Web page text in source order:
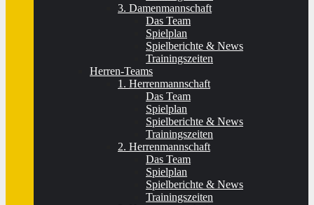
3. Damenmannschaft
Das Team
Spielplan
Spielberichte & News
Trainingszeiten
Herren-Teams
1. Herrenmannschaft
Das Team
Spielplan
Spielberichte & News
Trainingszeiten
2. Herrenmannschaft
Das Team
Spielplan
Spielberichte & News
Trainingszeiten